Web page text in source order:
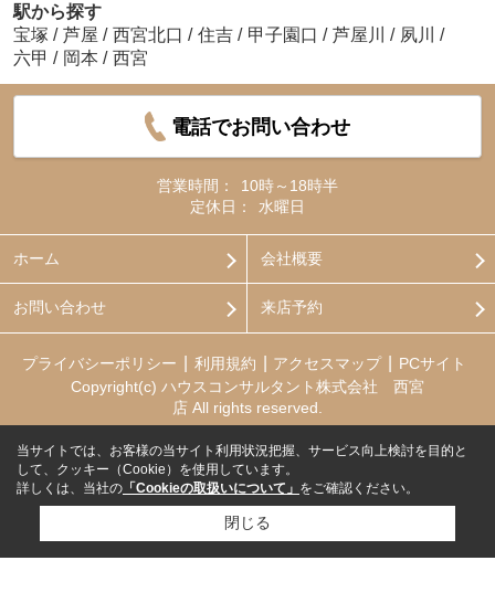
駅から探す
宝塚 / 芦屋 / 西宮北口 / 住吉 / 甲子園口 / 芦屋川 / 夙川
/
六甲 / 岡本 / 西宮
電話でお問い合わせ
営業時間：
10時～18時半
定休日：
水曜日
ホーム 会社概要
お問い合わせ 来店予約
プライバシーポリシー 利用規約 アクセスマップ
PCサイト
Copyright(c) ハウスコンサルタント株式会社 西宮
店 All rights reserved.
当サイトでは、お客様の当サイト利用状況把握、サービス向上検討を目的と
して、クッキー（Cookie）を使用しています。
詳しくは、当社の 「Cookieの取扱いについて」 をご確認ください。
閉じる